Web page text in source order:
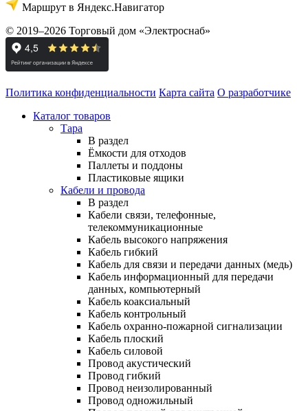
Маршрут в Яндекс.Навигатор
© 2019–2026 Торговый дом «Электроснаб»
Политика конфиденциальности Карта сайта О разработчике
Каталог товаров
Тара
В раздел
Ёмкости для отходов
Паллеты и поддоны
Пластиковые ящики
Кабели и провода
В раздел
Кабели связи, телефонные,
телекоммуникационные
Кабель высокого напряжения
Кабель гибкий
Кабель для связи и передачи данных (медь)
Кабель информационный для передачи
данных, компьютерный
Кабель коаксиальный
Кабель контрольный
Кабель охранно-пожарной сигнализации
Кабель плоский
Кабель силовой
Провод акустический
Провод гибкий
Провод неизолированный
Провод одножильный